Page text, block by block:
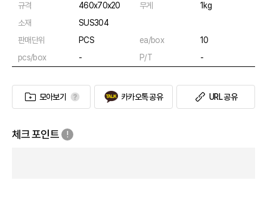
규격
460x70x20 무게
1kg
소재
SUS304
판매단위
PCS ea/box
10
pcs/box
- P/T -
모아보기 카카오톡 공유 URL 공유
체크 포인트